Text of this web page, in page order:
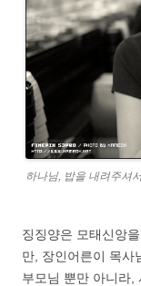
하나님, 밥을 내려주셔
징징양은 모태신앙
만, 장인어른이 목사
부모님 뿐만 아니라,